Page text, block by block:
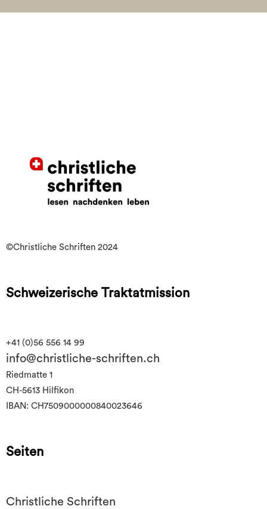
©Christliche Schriften 2024
Schweizerische Traktatmission
+41 (0)56 556 14 99
info@christliche-schriften.ch
Riedmatte 1
CH-5613 Hilfikon
IBAN: CH7509000000840023646
Seiten
Christliche Schriften